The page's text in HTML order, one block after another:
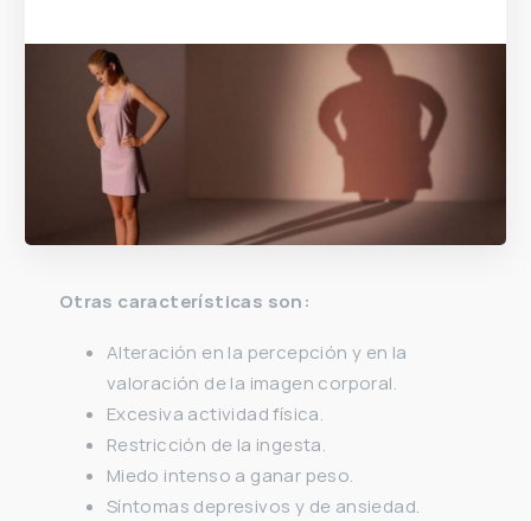
Otras características son:
Alteración en la percepción y en la
valoración de la imagen corporal.
Excesiva actividad física.
Restricción de la ingesta.
Miedo intenso a ganar peso.
Síntomas depresivos y de ansiedad.